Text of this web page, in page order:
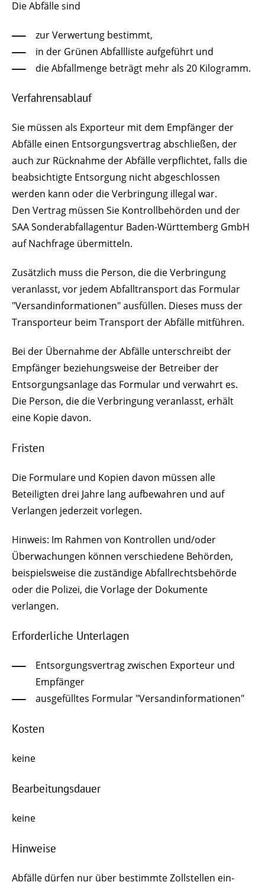
Die Abfälle sind
zur Verwertung bestimmt,
in der Grünen Abfallliste aufgeführt und
die Abfallmenge beträgt mehr als 20 Kilogramm.
Verfahrensablauf
Sie müssen als Exporteur mit dem Empfänger der
Abfälle einen Entsorgungsvertrag abschließen, der
auch zur Rücknahme der Abfälle verpflichtet, falls die
beabsichtigte Entsorgung nicht abgeschlossen
werden kann oder die Verbringung illegal war.
Den Vertrag müssen Sie Kontrollbehörden und der
SAA Sonderabfallagentur Baden-Württemberg GmbH
auf Nachfrage übermitteln.
Zusätzlich muss die Person, die die Verbringung
veranlasst, vor jedem Abfalltransport das Formular
"Versandinformationen" ausfüllen. Dieses muss der
Transporteur beim Transport der Abfälle mitführen.
Bei der Übernahme der Abfälle unterschreibt der
Empfänger beziehungsweise der Betreiber der
Entsorgungsanlage das Formular und verwahrt es.
Die Person, die die Verbringung veranlasst, erhält
eine Kopie davon.
Fristen
Die Formulare und Kopien davon müssen alle
Beteiligten drei Jahre lang aufbewahren und auf
Verlangen jederzeit vorlegen.
Hinweis: Im Rahmen von Kontrollen und/oder
Überwachungen können verschiedene Behörden,
beispielsweise die zuständige Abfallrechtsbehörde
oder die Polizei, die Vorlage der Dokumente
verlangen.
Erforderliche Unterlagen
Entsorgungsvertrag zwischen Exporteur und
Empfänger
ausgefülltes Formular "Versandinformationen"
Kosten
keine
Bearbeitungsdauer
keine
Hinweise
Abfälle dürfen nur über bestimmte Zollstellen ein-